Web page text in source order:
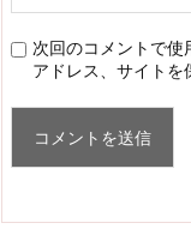
次回のコメントで
アドレス、サイトを